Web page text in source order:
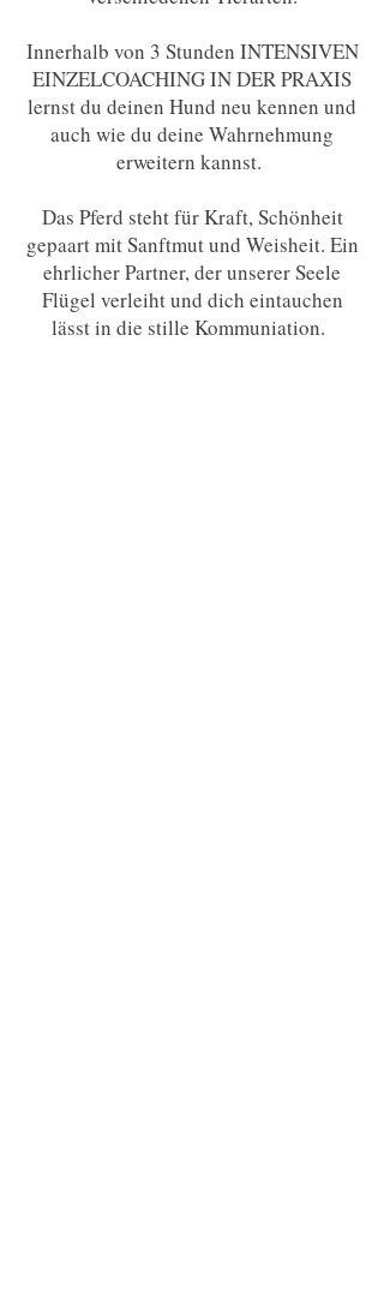
Innerhalb von 3 Stunden INTENSIVEN
EINZELCOACHING IN DER PRAXIS
lernst du deinen Hund neu kennen und
auch wie du deine Wahrnehmung
erweitern kannst.
Das Pferd steht für Kraft, Schönheit
gepaart mit Sanftmut und Weisheit. Ein
ehrlicher Partner, der unserer Seele
Flügel verleiht und dich eintauchen
lässt in die stille Kommuniation.